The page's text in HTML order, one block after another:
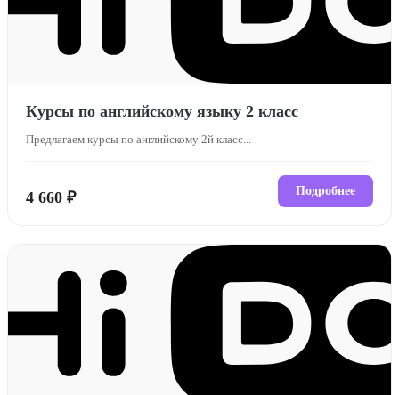
Курсы по английскому языку 2 класс
Предлагаем курсы по английскому 2й класс...
4 660 ₽ Подробнее